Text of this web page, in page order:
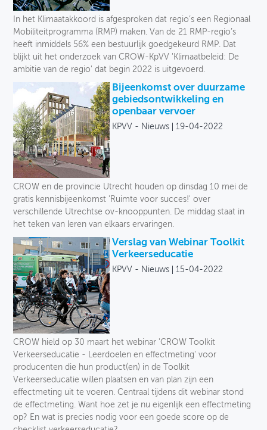
Toegankelijkheid
Verkeersveiligheid
Logistiek
Voetganger
Fiets
Collectief vervoer
Deelmobiliteit
Soort
In het Klimaatakkoord is afgesproken dat regio’s een Regionaal
Mobiliteitprogramma (RMP) maken. Van de 21 RMP-regio’s
heeft inmiddels 56% een bestuurlijk goedgekeurd RMP. Dat
blijkt uit het onderzoek van CROW-KpVV 'Klimaatbeleid: De
ambitie van de regio' dat begin 2022 is uitgevoerd.
Bijeenkomst over duurzame
gebiedsontwikkeling en
openbaar vervoer
KPVV - Nieuws 19-04-2022
CROW en de provincie Utrecht houden op dinsdag 10 mei de
gratis kennisbijeenkomst 'Ruimte voor succes!' over
verschillende Utrechtse ov-knooppunten. De middag staat in
het teken van leren van elkaars ervaringen.
Verslag van Webinar Toolkit
Verkeerseducatie
KPVV - Nieuws 15-04-2022
CROW hield op 30 maart het webinar 'CROW Toolkit
Verkeerseducatie - Leerdoelen en effectmeting' voor
producenten die hun product(en) in de Toolkit
Verkeerseducatie willen plaatsen en van plan zijn een
effectmeting uit te voeren. Centraal tijdens dit webinar stond
de effectmeting. Want hoe zet je nu eigenlijk een effectmeting
op? En wat is precies nodig voor een goede score op de